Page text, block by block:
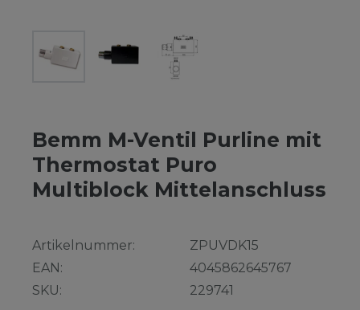
Bemm M-Ventil Purline mit
Thermostat Puro
Multiblock Mittelanschluss
Artikelnummer:
EAN:
SKU:
ZPUVDK15
4045862645767
229741